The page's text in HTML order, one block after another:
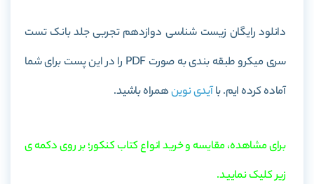
دانلود رایگان زیست شناسی دوازدهم تجربی جلد بانک تست
سری میکرو طبقه بندی به صورت PDF را در این پست برای شما
آماده کرده ایم. باآیدی نوینهمراه باشید.
برای مشاهده، مقایسه و خرید انواع کتاب کنکور؛ بر روی دکمه ی
زیر کلیک نمایید.